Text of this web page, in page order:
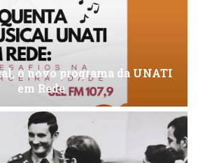
o novo programa da UNATI
em Rede